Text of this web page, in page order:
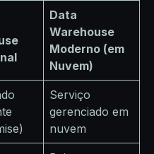
Data
Warehouse
Moderno (em
Nuvem)
Serviço
gerenciado em
nuvem